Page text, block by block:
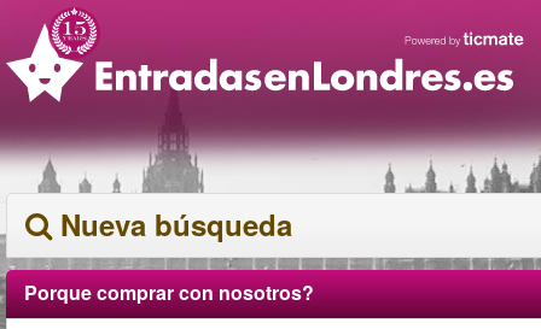
Nueva búsqueda
Porque comprar con nosotros?